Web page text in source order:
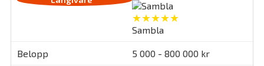
★★★★★
Sambla
5 000 - 800 000 kr